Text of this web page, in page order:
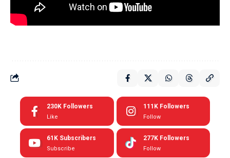
230K Followers
Like
111K Followers
Follow
61K Subscribers
Subscribe
277K Followers
Follow